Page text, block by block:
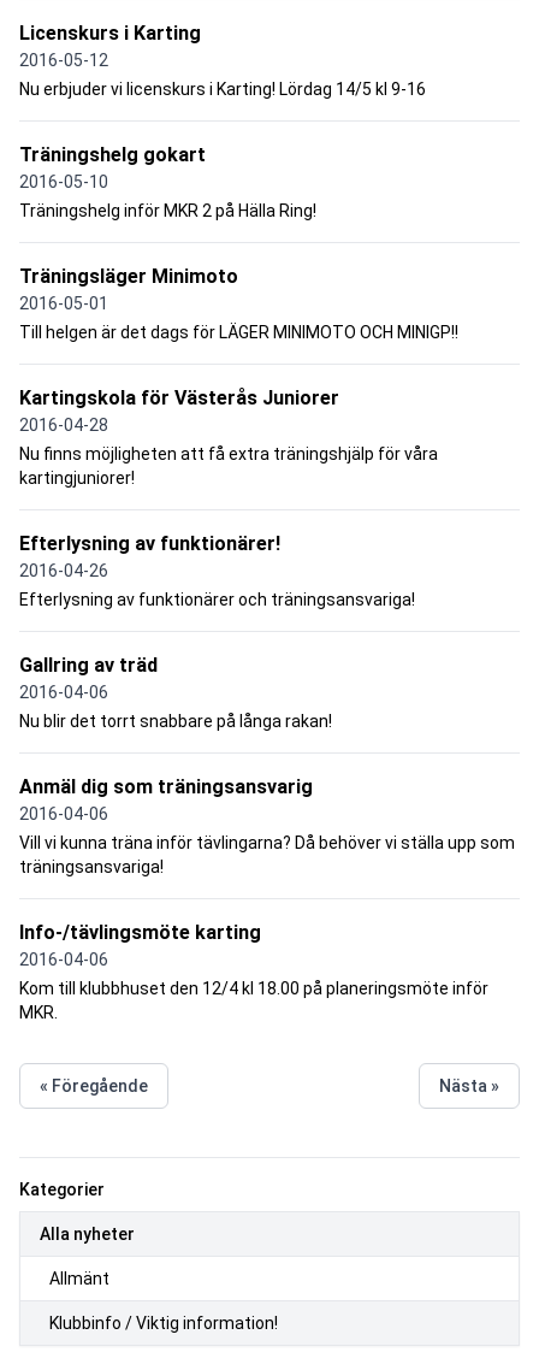
Kategorier
Alla nyheter
Allmänt
Klubbinfo / Viktig information!
Licenskurs i Karting
2016-05-12
Nu erbjuder vi licenskurs i Karting! Lördag 14/5 kl 9-16
Träningshelg gokart
2016-05-10
Träningshelg inför MKR 2 på Hälla Ring!
Träningsläger Minimoto
2016-05-01
Till helgen är det dags för LÄGER MINIMOTO OCH MINIGP!!
Kartingskola för Västerås Juniorer
2016-04-28
Nu finns möjligheten att få extra träningshjälp för våra
kartingjuniorer!
Efterlysning av funktionärer!
2016-04-26
Efterlysning av funktionärer och träningsansvariga!
Gallring av träd
2016-04-06
Nu blir det torrt snabbare på långa rakan!
Anmäl dig som träningsansvarig
2016-04-06
Vill vi kunna träna inför tävlingarna? Då behöver vi ställa upp som
träningsansvariga!
Info-/tävlingsmöte karting
2016-04-06
Kom till klubbhuset den 12/4 kl 18.00 på planeringsmöte inför
MKR.
« Föregående Nästa »